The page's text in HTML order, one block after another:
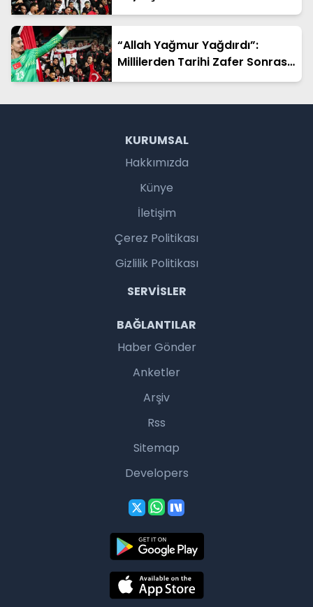
“Allah Yağmur Yağdırdı”:
Millilerden Tarihi Zafer Sonrası
Duygusal Sözler
KURUMSAL
Hakkımızda
Künye
İletişim
Çerez Politikası
Gizlilik Politikası
SERVISLER
BAĞLANTILAR
Haber Gönder
Anketler
Arşiv
Rss
Sitemap
Developers